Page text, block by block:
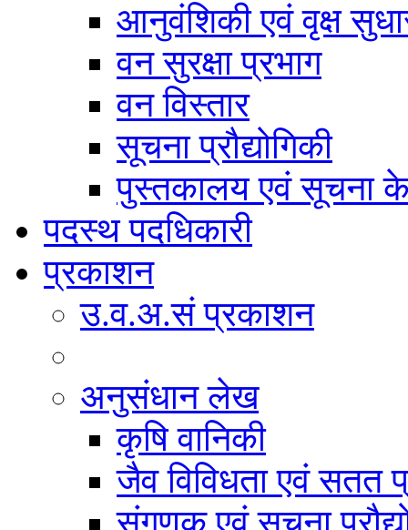
आनुवंशिकी एवं वृक्ष
वन सुरक्षा प्रभाग
वन विस्तार
सूचना प्रौद्योगिकी
पुस्तकालय एवं सूचना
पदस्थ पदधिकारी
प्रकाशन
उ.व.अ.सं प्रकाशन
अनुसंधान लेख
कृषि वानिकी
जैव विविधता एवं सतत